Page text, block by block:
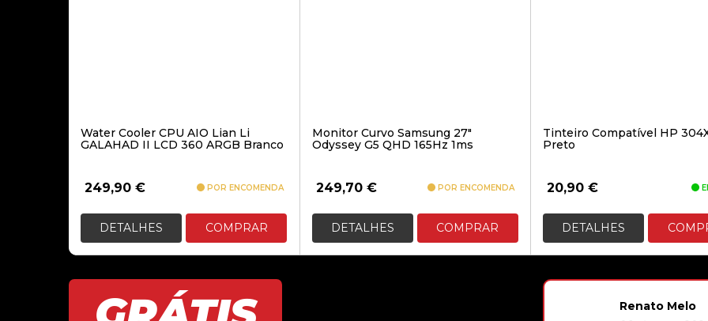
Water Cooler CPU AIO Lian Li
GALAHAD II LCD 360 ARGB Branco
249,90 € POR ENCOMENDA
DETALHES COMPRAR
Monitor Curvo Samsung 27″
Odyssey G5 QHD 165Hz 1ms
249,70 € POR ENCOMENDA
DETALHES COMPRAR
Tinteiro Compatível HP
Preto
20,90 €
DETALHES
Renato Melo